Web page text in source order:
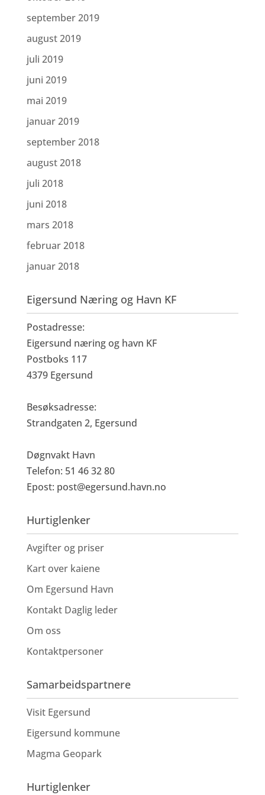
september 2019
august 2019
juli 2019
juni 2019
mai 2019
januar 2019
september 2018
august 2018
juli 2018
juni 2018
mars 2018
februar 2018
januar 2018
Eigersund Næring og Havn KF
Postadresse:
Eigersund næring og havn KF
Postboks 117
4379 Egersund
Besøksadresse:
Strandgaten 2, Egersund
Døgnvakt Havn
Telefon: 51 46 32 80
Epost: post@egersund.havn.no
Hurtiglenker
Avgifter og priser
Kart over kaiene
Om Egersund Havn
Kontakt Daglig leder
Om oss
Kontaktpersoner
Samarbeidspartnere
Visit Egersund
Eigersund kommune
Magma Geopark
Hurtiglenker